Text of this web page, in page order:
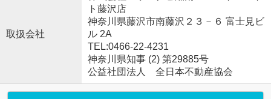
取扱会社
ト藤沢店
神奈川県藤沢市南藤沢２３－６ 富士見ビ
ル 2A
TEL:0466-22-4231
神奈川県知事 (2) 第29885号
公益社団法人 全日本不動産協会